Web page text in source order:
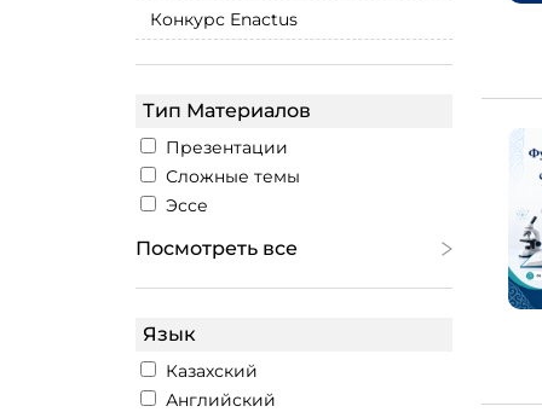
Конкурс Enactus
Тип Материалов
Презентации
Сложные темы
Эссе
Посмотреть все
Язык
Казахский
Английский